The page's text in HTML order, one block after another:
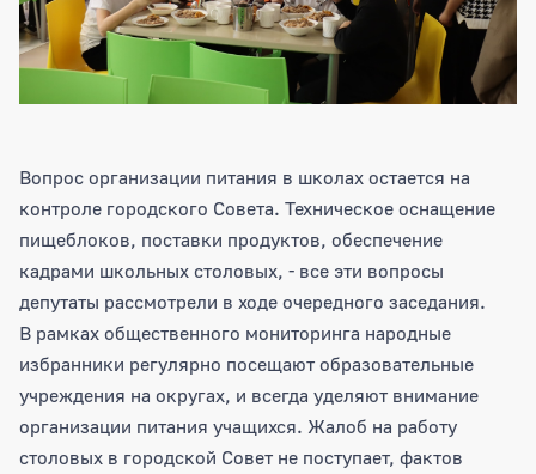
Вопрос организации питания в школах остается на
контроле городского Совета. Техническое оснащение
пищеблоков, поставки продуктов, обеспечение
кадрами школьных столовых, - все эти вопросы
депутаты рассмотрели в ходе очередного заседания.
В рамках общественного мониторинга народные
избранники регулярно посещают образовательные
учреждения на округах, и всегда уделяют внимание
организации питания учащихся. Жалоб на работу
столовых в городской Совет не поступает, фактов